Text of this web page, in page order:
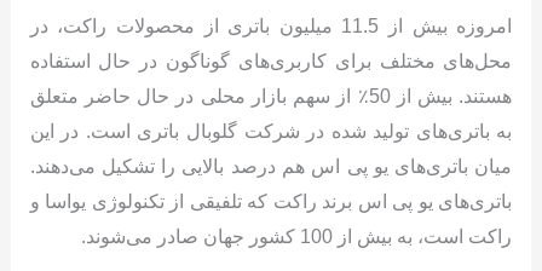
امروزه بیش از 11.5 میلیون باتری از محصولات راکت، در
محل‌های مختلف برای کاربری‌های گوناگون در حال استفاده
هستند. بیش از 50٪ از سهم بازار محلی در حال حاضر متعلق
به باتری‌های تولید شده در شرکت گلوبال باتری است. در این
میان باتری‌های یو پی اس هم درصد بالایی را تشکیل می‌دهند.
باتری‌های یو پی اس برند راکت که تلفیقی از تکنولوژی یواسا و
راکت است، به بیش از 100 کشور جهان صادر می‌شوند.